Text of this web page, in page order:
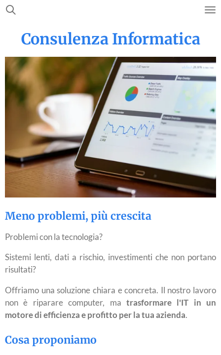
Vai
contenuto
principale
Consulenza Informatica
Meno problemi, più crescita
Problemi con la tecnologia?
Sistemi lenti, dati a rischio, investimenti che non portano
risultati?
Offriamo una soluzione chiara e concreta. Il nostro lavoro
non è riparare computer, ma trasformare l'IT in un
motore di efficienza e profitto per la tua azienda.
Cosa proponiamo